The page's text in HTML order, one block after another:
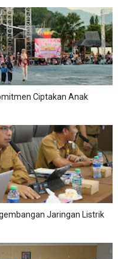
Ciptakan Anak
Jaringan Listrik